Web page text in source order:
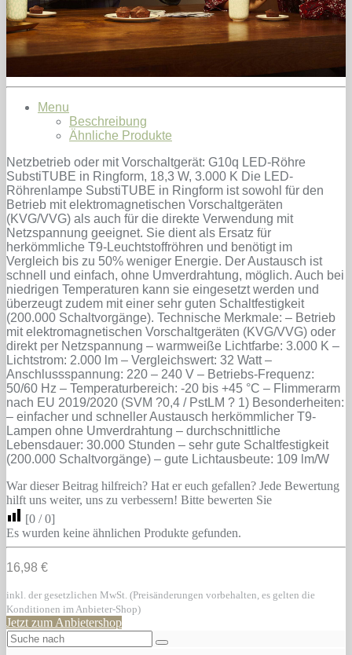
Menu
Beschreibung
Ähnliche Produkte
Netzbetrieb oder mit Vorschaltgerät: G10q LED-Röhre
SubstiTUBE in Ringform, 18,3 W, 3.000 K Die LED-
Röhrenlampe SubstiTUBE in Ringform ist sowohl für den
Betrieb mit elektromagnetischen Vorschaltgeräten
(KVG/VVG) als auch für die direkte Verwendung mit
Netzspannung geeignet. Sie dient als Ersatz für
herkömmliche T9-Leuchtstoffröhren und benötigt im
Vergleich bis zu 50% weniger Energie. Der Austausch ist
schnell und einfach, ohne Umverdrahtung, möglich. Auch bei
niedrigen Temperaturen kann sie eingesetzt werden und
überzeugt zudem mit einer sehr guten Schaltfestigkeit
(200.000 Schaltvorgänge). Technische Merkmale: – Betrieb
mit elektromagnetischen Vorschaltgeräten (KVG/VVG) oder
direkt per Netzspannung – warmweiße Lichtfarbe: 3.000 K –
Lichtstrom: 2.000 lm – Vergleichswert: 32 Watt –
Anschlussspannung: 220 – 240 V – Betriebs-Frequenz:
50/60 Hz – Temperaturbereich: -20 bis +45 °C – Flimmerarm
nach EU 2019/2020 (SVM ?0,4 / PstLM ? 1) Besonderheiten:
– einfacher und schneller Austausch herkömmlicher T9-
Lampen ohne Umverdrahtung – durchschnittliche
Lebensdauer: 30.000 Stunden – sehr gute Schaltfestigkeit
(200.000 Schaltvorgänge) – gute Lichtausbeute: 109 lm/W
War dieser Beitrag hilfreich? Hat er euch gefallen? Jede Bewertung
hilft uns weiter, uns zu verbessern! Bitte bewerten Sie
[0 /0]
Es wurden keine ähnlichen Produkte gefunden.
16,98 €
inkl. der gesetzlichen MwSt. (Preisänderungen vorbehalten, es gelten die
Konditionen im Anbieter-Shop)
Jetzt zum Anbietershop